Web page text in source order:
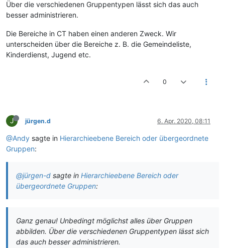
Über die verschiedenen Gruppentypen lässt sich das auch
besser administrieren.
Die Bereiche in CT haben einen anderen Zweck. Wir
unterscheiden über die Bereiche z. B. die Gemeindeliste,
Kinderdienst, Jugend etc.
0
J jürgen.d 6. Apr. 2020, 08:11
@Andy sagte in Hierarchieebene Bereich oder übergeordnete
Gruppen:
@jürgen-d sagte in Hierarchieebene Bereich oder
übergeordnete Gruppen:
Ganz genau! Unbedingt möglichst alles über Gruppen
abbilden. Über die verschiedenen Gruppentypen lässt sich
das auch besser administrieren.